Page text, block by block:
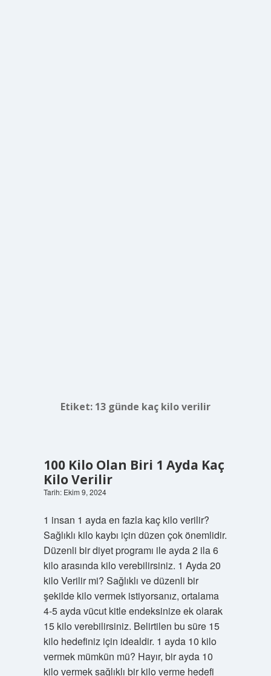
Etiket: 13 günde kaç kilo verilir
100 Kilo Olan Biri 1 Ayda Kaç
Kilo Verilir
Tarih: Ekim 9, 2024
1 insan 1 ayda en fazla kaç kilo verilir?
Sağlıklı kilo kaybı için düzen çok önemlidir.
Düzenli bir diyet programı ile ayda 2 ila 6
kilo arasında kilo verebilirsiniz. 1 Ayda 20
kilo Verilir mi? Sağlıklı ve düzenli bir
şekilde kilo vermek istiyorsanız, ortalama
4-5 ayda vücut kitle endeksinize ek olarak
15 kilo verebilirsiniz. Belirtilen bu süre 15
kilo hedefiniz için idealdir. 1 ayda 10 kilo
vermek mümkün mü? Hayır, bir ayda 10
kilo vermek sağlıklı bir kilo verme hedefi